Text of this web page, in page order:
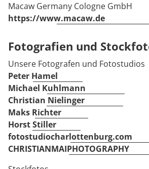
Macaw Germany Cologne GmbH
https://www.macaw.de
Fotografien und
Unsere Fotografen und Fotostudios
Peter Hamel
Michael Kuhlmann
Christian Nielinger
Maks Richter
Horst Stiller
fotostudiocharlottenburg.com
CHRISTIANMAIPHOTOGRAPHY